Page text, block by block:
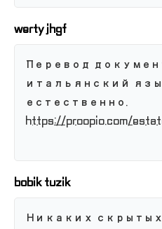
werty jhgf
Перевод
итальянский
естественно.
https://proopio.com/
bobik tuzik
Никаких